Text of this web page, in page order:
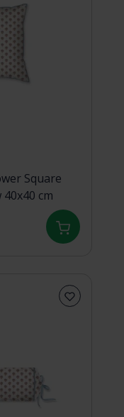
Square
cm